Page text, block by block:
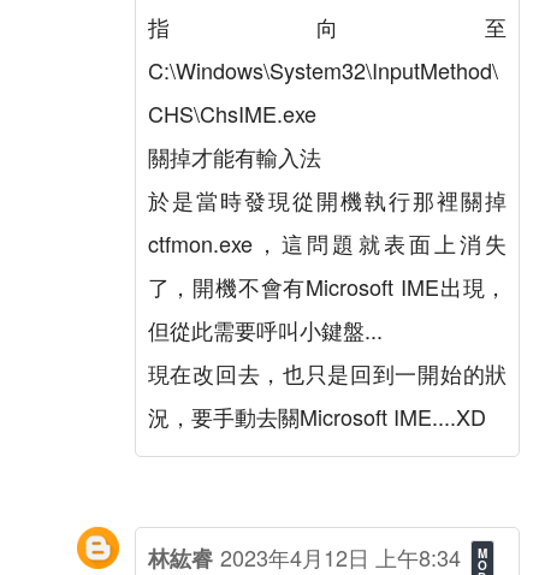
指向至
C:\Windows\System32\InputMethod\
CHS\ChsIME.exe
關掉才能有輸入法
於是當時發現從開機執行那裡關掉
ctfmon.exe，這問題就表面上消失
了，開機不會有Microsoft IME出現，
但從此需要呼叫小鍵盤...
現在改回去，也只是回到一開始的狀
況，要手動去關Microsoft IME....XD
林紘睿 2023年4月12日 上午8:34